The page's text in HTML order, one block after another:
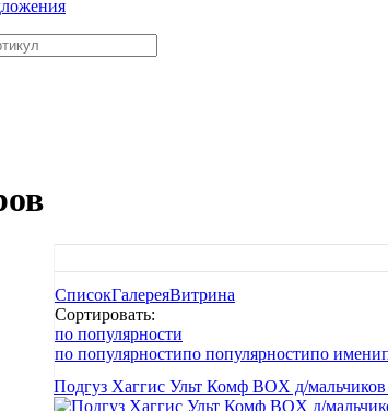
СписокГалереяВитрина
Сортировать:
по популярности
по популярностипо популярностипо имени
Подгуз Хаггис Ульт Комф BOX д/